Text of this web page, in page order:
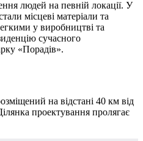
людей на певній локації. У
місцеві матеріали та
у виробництві та
сучасного
«Порадів».
на відстані 40 км від
проектування пролягає